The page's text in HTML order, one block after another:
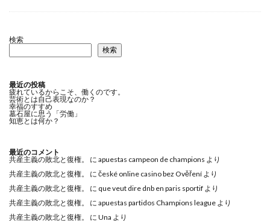
検索
検索
最近の投稿
疲れているからこそ、働くのです。
芸術とは自己表現なのか？
幸福のすすめ
墓石屋に思う「労働」
知恵とは何か？
最近のコメント
共産主義の敗北と復権。
に apuestas campeon de champions より
共産主義の敗北と復権。
に české online casino bez Ověření より
共産主義の敗北と復権。
に que veut dire dnb en paris sportif より
共産主義の敗北と復権。
に apuestas partidos Champions league より
共産主義の敗北と復権。
に Una より